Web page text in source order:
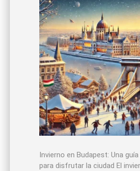
Invierno en Budapest: Una
para disfrutar la ciudad El